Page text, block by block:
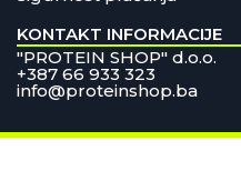
KONTAKT INFORMACIJE
"PROTEIN SHOP" d.o.o.
+387 66 933 323
info@proteinshop.ba